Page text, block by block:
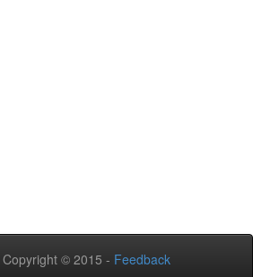
Copyright © 2015 - Feedback